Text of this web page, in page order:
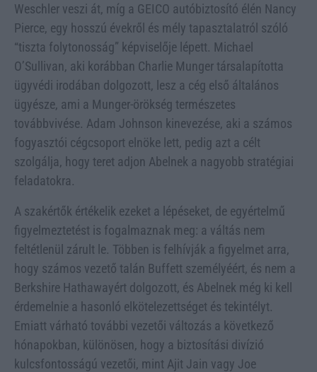
Weschler veszi át, míg a GEICO autóbiztosító élén Nancy
Pierce, egy hosszú évekről és mély tapasztalatról szóló
“tiszta folytonosság” képviselője lépett. Michael
O’Sullivan, aki korábban Charlie Munger társalapította
ügyvédi irodában dolgozott, lesz a cég első általános
ügyésze, ami a Munger-örökség természetes
továbbvivése. Adam Johnson kinevezése, aki a számos
fogyasztói cégcsoport elnöke lett, pedig azt a célt
szolgálja, hogy teret adjon Abelnek a nagyobb stratégiai
feladatokra.
A szakértők értékelik ezeket a lépéseket, de egyértelmű
figyelmeztetést is fogalmaznak meg: a váltás nem
feltétlenül zárult le. Többen is felhívják a figyelmet arra,
hogy számos vezető talán Buffett személyéért, és nem a
Berkshire Hathawayért dolgozott, és Abelnek még ki kell
érdemelnie a hasonló elkötelezettséget és tekintélyt.
Emiatt várható további vezetői változás a következő
hónapokban, különösen, hogy a biztosítási divízió
kulcsfontosságú vezetői, mint Ajit Jain vagy Joe